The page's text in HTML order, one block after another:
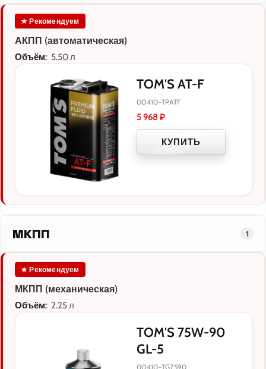
★ Рекомендуем
АКПП (автоматическая)
Объём: 5.50 л
TOM'S AT-F
00410-TPATF
5 968₽
КУПИТЬ
МКПП 1
★ Рекомендуем
МКПП (механическая)
Объём: 2.25 л
TOM'S 75W-90
GL-5
00410-TG7590